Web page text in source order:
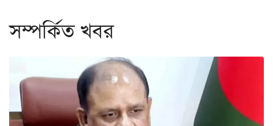
সম্পর্কিত খবর